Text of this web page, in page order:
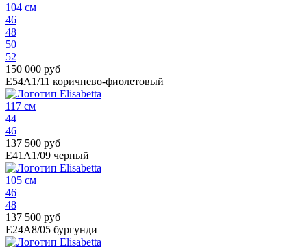
104 см
46
48
50
52
150 000 руб
E54A1/11 коричнево-фиолетовый
117 см
44
46
137 500 руб
E41A1/09 черный
105 см
46
48
137 500 руб
E24A8/05 бургунди